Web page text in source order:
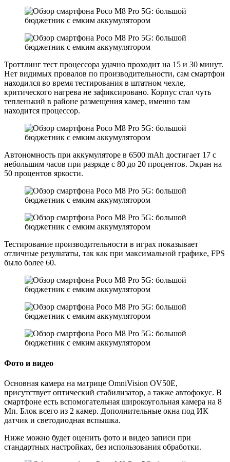
Троттлинг тест процессора удачно проходит на 15 и 30 минут.
Нет видимых провалов по производительности, сам смартфон
находился во время тестирования в штатном чехле,
критического нагрева не зафиксировано. Корпус стал чуть
тепленький в районе размещения камер, именно там
находится процессор.
Автономность при аккумуляторе в 6500 mAh достигает 17 с
небольшим часов при разряде с 80 до 20 процентов. Экран на
50 процентов яркости.
Тестирование производительности в играх показывает
отличные результаты, так как при максимальной графике, FPS
было более 60.
Фото и видео
Основная камера на матрице OmniVision OV50E,
присутствует оптический стабилизатор, а также автофокус. В
смартфоне есть вспомогательная широкоугольная камера на 8
Мп. Блок всего из 2 камер. Дополнительные окна под ИК
датчик и светодиодная вспышка.
Ниже можно будет оценить фото и видео записи при
стандартных настройках, без использования обработки.